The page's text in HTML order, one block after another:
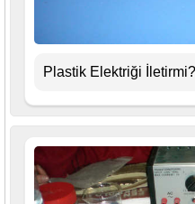
Plastik Elektriği İletirmi?